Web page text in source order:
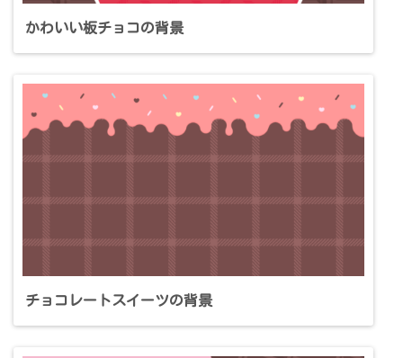
かわいい板チョコの背景
チョコレートスイーツの背景